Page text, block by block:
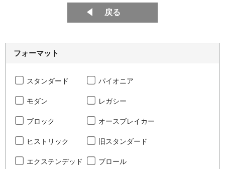
戻る
フォーマット
スタンダード パイオニア
モダン レガシー
ブロック オースブレイカー
ヒストリック 旧スタンダード
エクステンデッド ブロール